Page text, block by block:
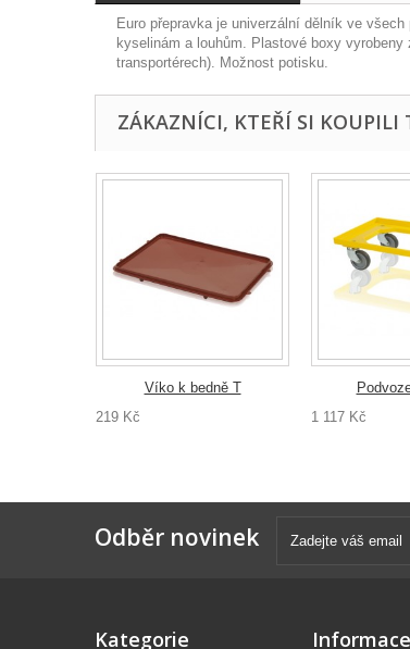
Euro přepravka je univerzální dělník ve
kyselinám a louhům. Plastové boxy
transportérech). Možnost potisku.
ZÁKAZNÍCI, KTEŘÍ SI KOUPILI
Víko k bedně T
219 Kč
1 117 Kč
Odběr novinek
Kategorie Informace